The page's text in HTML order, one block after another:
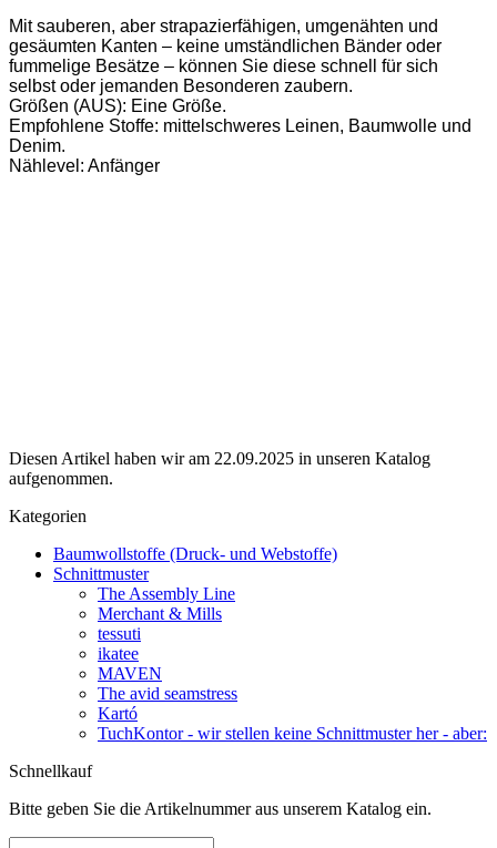
Mit sauberen, aber strapazierfähigen, umgenähten und
gesäumten Kanten – keine umständlichen Bänder oder
fummelige Besätze – können Sie diese schnell für sich
selbst oder jemanden Besonderen zaubern.
Größen (AUS): Eine Größe.
Empfohlene Stoffe: mittelschweres Leinen, Baumwolle und
Denim.
Nählevel: Anfänger
Diesen Artikel haben wir am 22.09.2025 in unseren Katalog
aufgenommen.
Kategorien
Baumwollstoffe (Druck- und Webstoffe)
Schnittmuster
The Assembly Line
Merchant & Mills
tessuti
ikatee
MAVEN
The avid seamstress
Kartó
TuchKontor - wir stellen keine Schnittmuster her - aber:
Schnellkauf
Bitte geben Sie die Artikelnummer aus unserem Katalog ein.